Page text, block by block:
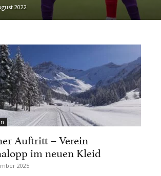
2022
Auftritt – Verein
im neuen Kleid
2025